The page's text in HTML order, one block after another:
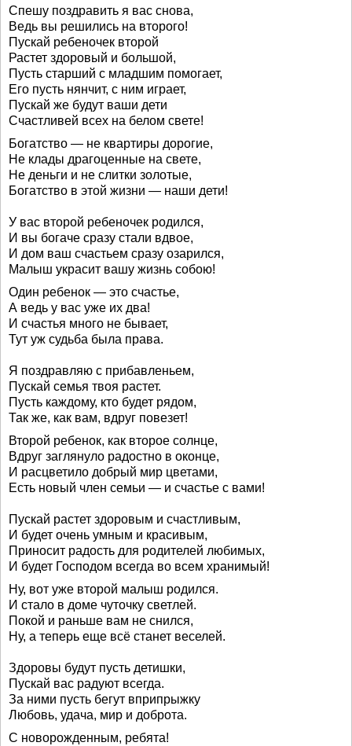
Спешу поздравить я вас снова,
Ведь вы решились на второго!
Пускай ребеночек второй
Растет здоровый и большой,
Пусть старший с младшим помогает,
Его пусть нянчит, с ним играет,
Пускай же будут ваши дети
Счастливей всех на белом свете!
Богатство — не квартиры дорогие,
Не клады драгоценные на свете,
Не деньги и не слитки золотые,
Богатство в этой жизни — наши дети!
У вас второй ребеночек родился,
И вы богаче сразу стали вдвое,
И дом ваш счастьем сразу озарился,
Малыш украсит вашу жизнь собою!
Один ребенок — это счастье,
А ведь у вас уже их два!
И счастья много не бывает,
Тут уж судьба была права.
Я поздравляю с прибавленьем,
Пускай семья твоя растет.
Пусть каждому, кто будет рядом,
Так же, как вам, вдруг повезет!
Второй ребенок, как второе солнце,
Вдруг заглянуло радостно в оконце,
И расцветило добрый мир цветами,
Есть новый член семьи — и счастье с вами!
Пускай растет здоровым и счастливым,
И будет очень умным и красивым,
Приносит радость для родителей любимых,
И будет Господом всегда во всем хранимый!
Ну, вот уже второй малыш родился.
И стало в доме чуточку светлей.
Покой и раньше вам не снился,
Ну, а теперь еще всё станет веселей.
Здоровы будут пусть детишки,
Пускай вас радуют всегда.
За ними пусть бегут вприпрыжку
Любовь, удача, мир и доброта.
С новорожденным, ребята!